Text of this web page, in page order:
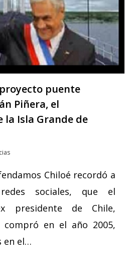
puente
Piñera, el
Isla Grande de
Chiloé recordó a
sociales, que el
presidente de Chile,
compró en el año 2005,
en el…